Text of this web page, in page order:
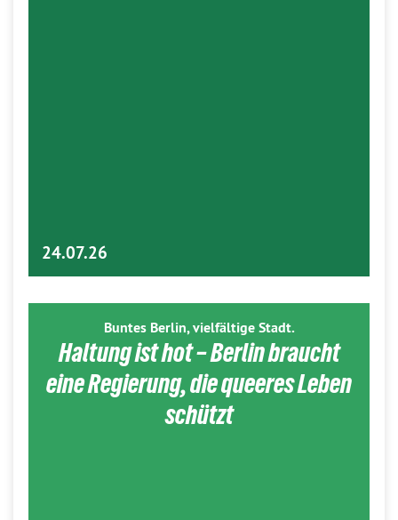
24.07.26
Buntes Berlin, vielfältige Stadt.
Haltung ist hot – Berlin braucht
eine Regierung, die queeres Leben
schützt